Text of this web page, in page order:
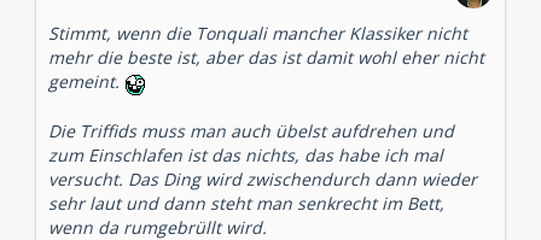
Stimmt, wenn die Tonquali mancher Klassiker nicht
mehr die beste ist, aber das ist damit wohl eher nicht
gemeint.
Die Triffids muss man auch übelst aufdrehen und
zum Einschlafen ist das nichts, das habe ich mal
versucht. Das Ding wird zwischendurch dann wieder
sehr laut und dann steht man senkrecht im Bett,
wenn da rumgebrüllt wird.